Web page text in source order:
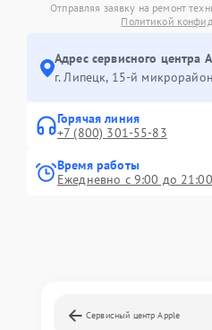
Отправляя заявку на ремонт
Политикой
Адрес сервисного центра
г. Липецк, 15-й
Горячая линия
+7 (800) 301-55-83
Время работы
Ежедневно с 9:00 до 21:00
Сервисный центр Apple